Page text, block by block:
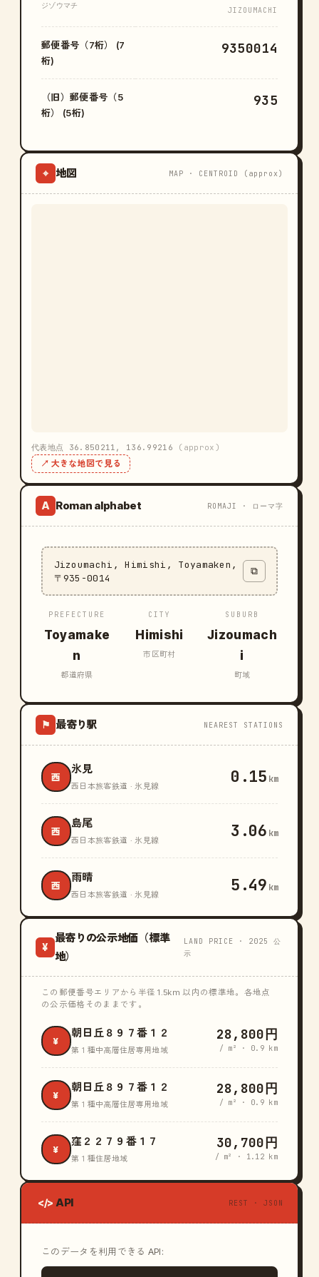
ジゾウマチ
JIZOUMACHI
郵便番号（7桁） (7
桁)
9350014
（旧）郵便番号（5
桁） (5桁)
935
⌖ 地図 MAP · CENTROID (approx)
代表地点 36.850211, 136.99216 (approx)
↗ 大きな地図で見る
A Roman alphabet ROMAJI · ローマ字
Jizoumachi, Himishi, Toyamaken,
〒935-0014
⧉
PREFECTURE
Toyamake
n
都道府県
CITY
Himishi
市区町村
SUBURB
Jizoumach
i
町域
⚑ 最寄り駅 NEAREST STATIONS
西
氷見
西日本旅客鉄道 · 氷見線 0.15 km
西
島尾
西日本旅客鉄道 · 氷見線 3.06 km
西
雨晴
西日本旅客鉄道 · 氷見線 5.49 km
¥
最寄りの公示地価（標準
地）
LAND PRICE · 2025 公
示
この郵便番号エリアから半径 1.5km 以内の標準地。各地点
の公示価格そのままです。
¥
朝日丘８９７番１２
第１種中高層住居専用地域
28,800円
/ m² · 0.9 km
¥
朝日丘８９７番１２
第１種中高層住居専用地域
28,800円
/ m² · 0.9 km
¥
窪２２７９番１７
第１種住居地域
30,700円
/ m² · 1.12 km
</> API REST · JSON
このデータを利用できる API: